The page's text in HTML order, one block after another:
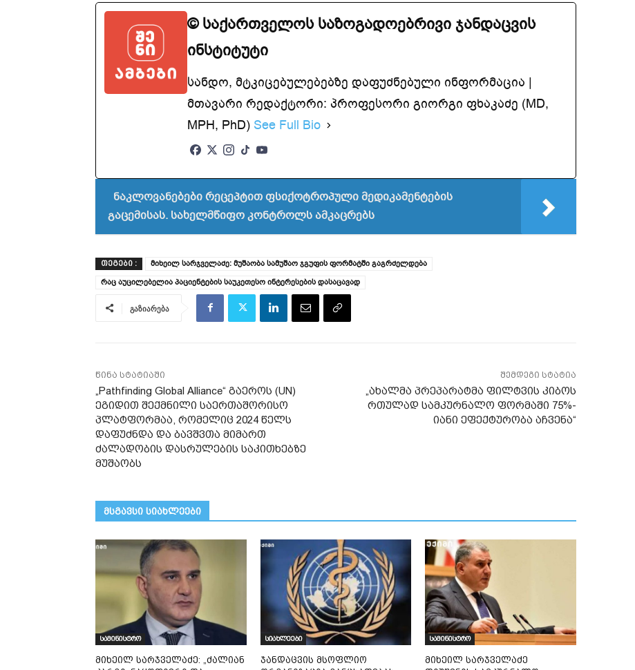
© საქართველოს საზოგადოებრივი ჯანდაცვის
ინსტიტუტი
სანდო, მტკიცებულებებზე დაფუძნებული ინფორმაცია |
მთავარი რედაქტორი: პროფესორი გიორგი ფხაკაძე (MD,
MPH, PhD) See Full Bio
ნაკლოვანებები რეცეპტით ფსიქოტროპული მედიკამენტების
გაცემისას. სახელმწიფო კონტროლს ამკაცრებს
ᲗᲔᲒᲔᲑᲘ :
მიხეილ სარჯველაძე: მუშაობა სამუშაო ჯგუფის ფორმატში გაგრძელდება
რაც აუცილებელია პაციენტების საუკეთესო ინტერესების დასაცავად
გაზიარება
წინა სტატიაში
„Pathfinding Global Alliance“ გაეროს (UN)
ეგიდით შექმნილი საერთაშორისო
პლატფორმაა, რომელიც 2024 წელს
დაფუძნდა და ბავშვთა მიმართ
ძალადობის დასრულების საკითხებზე
მუშაობს
შემდეგი სტატია
„ახალმა პრეპარატმა ფილტვის კიბოს
რთულად სამკურნალო ფორმაში 75%-
იანი ეფექტურობა აჩვენა“
მსგავსი სიახლეები
სამინისტრო
მიხეილ სარჯველაძე: „ძალიან
სიახლეები
ჯანდაცვის მსოფლიო
სამინისტრო
მიხეილ სარჯველაძე